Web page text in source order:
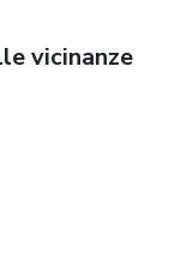
vicinanze